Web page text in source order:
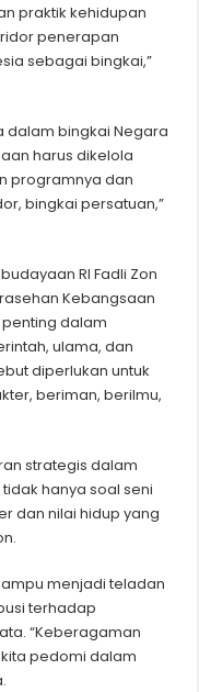
praktik kehidupan
penerapan
sebagai bingkai,”
dalam bingkai Negara
harus dikelola
programnya dan
bingkai persatuan,”
RI Fadli Zon
Kebangsaan
dalam
ulama, dan
diperlukan untuk
beriman, berilmu,
strategis dalam
hanya soal seni
dan nilai hidup yang
menjadi teladan
terhadap
“Keberagaman
pedomi dalam